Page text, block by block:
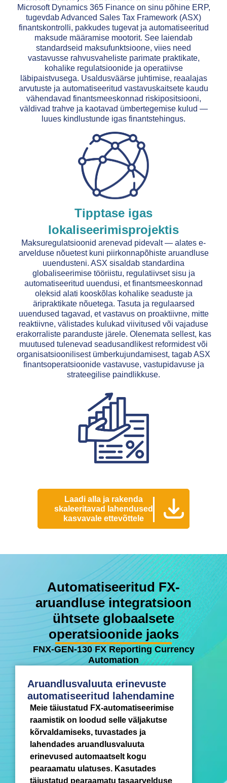
Microsoft Dynamics 365 Finance on sinu põhine ERP,
tugevdab Advanced Sales Tax Framework (ASX)
finantskontrolli, pakkudes tugevat ja automatiseeritud
maksude määramise mootorit. See laiendab
standardseid maksufunktsioone, viies need
vastavusse rahvusvaheliste parimate praktikate,
kohalike regulatsioonide ja operatiivse
läbipaistvusega. Usaldusväärse juhtimise, reaalajas
arvutuste ja automatiseeritud vastavuskaitsete kaudu
vähendavad finantsmeeskonnad riskipositsiooni,
väldivad trahve ja kaotavad ümbertegemise kulud —
luues kindlustunde igas finantstehingus.
Tipptase igas
lokaliseerimisprojektis
Maksuregulatsioonid arenevad pidevalt — alates e-
arvelduse nõuetest kuni piirkonnapõhiste aruandluse
uuendusteni. ASX sisaldab standardina
globaliseerimise tööriistu, regulatiivset sisu ja
automatiseeritud uuendusi, et finantsmeeskonnad
oleksid alati kooskõlas kohalike seaduste ja
äripraktikate nõuetega. Tasuta ja regulaarsed
uuendused tagavad, et vastavus on proaktiivne, mitte
reaktiivne, välistades kulukad viivitused või vajaduse
erakorraliste paranduste järele. Olenemata sellest, kas
muutused tulenevad seadusandlikest reformidest või
organisatsioonilisest ümberkujundamisest, tagab ASX
finantsoperatsioonide vastavuse, vastupidavuse ja
strateegilise paindlikkuse.
Laadi alla ja rakenda
skaleeritavad lahendused
kasvavale ettevõttele
Automatiseeritud FX-
aruandluse integratsioon
ühtsete globaalsete
operatsioonide jaoks
FNX-GEN-130 FX Reporting Currency
Automation
Aruandlusvaluuta erinevuste
automatiseeritud lahendamine
Meie täiustatud FX-automatiseerimise
raamistik on loodud selle väljakutse
kõrvaldamiseks, tuvastades ja
lahendades aruandlusvaluuta
erinevused automaatselt kogu
pearaamatu ulatuses. Kasutades
täiustatud pearaamatu tasaarvelduse